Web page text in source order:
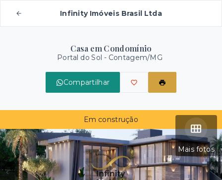
Infinity Imóveis Brasil Ltda
Casa em Condomínio
Portal do Sol - Contagem/MG
Compartilhar
Mais fotos
Em construção